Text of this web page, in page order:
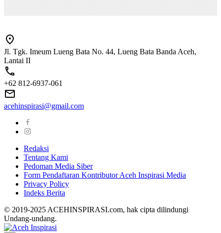
Jl. Tgk. Imeum Lueng Bata No. 44, Lueng Bata Banda Aceh,
Lantai II
+62 812-6937-061
acehinspirasi@gmail.com
Redaksi
Tentang Kami
Pedoman Media Siber
Form Pendaftaran Kontributor Aceh Inspirasi Media
Privacy Policy
Indeks Berita
© 2019-2025 ACEHINSPIRASI.com, hak cipta dilindungi
Undang-undang.